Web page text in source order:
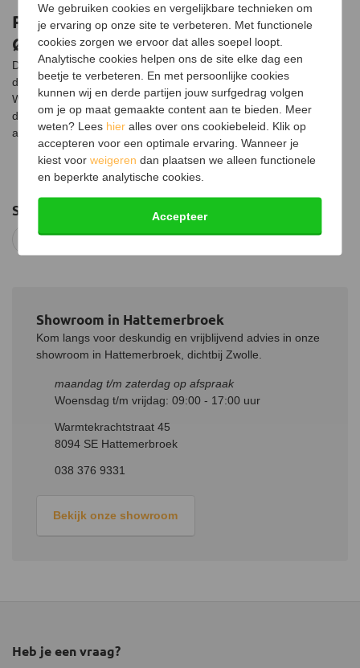
Pelletkachel rozet voor dubbelwandig
Ø80/130mm
Deze rozet is voor een langere levensduur. Geschikt voor een
dubbelwandige pijp met een buitendiameter van 130 mm.
Wanneer de kachelpijp door het plafond gaat is hiervoor een
dubbelwandige pijp nodig. Middels een rozet wordt het gat mooi
afgedicht.
Suggesties
Rookkanalen
Showroom in Hattemerbroek
Kom langs voor deskundig en vrijblijvend advies in onze
showroom in Hattemerbroek, dichtbij Zwolle.
maandag t/m zaterdag op afspraak
Woensdag t/m vrijdag: 09:00 - 17:00 uur
Warmtekrachtstraat 45
8094 SE Hattemerbroek
038 376 9331
Bekijk onze showroom
Heb je een vraag?
We gebruiken cookies en vergelijkbare technieken om
je ervaring op onze site te verbeteren. Met functionele
cookies zorgen we ervoor dat alles soepel loopt.
Analytische cookies helpen ons de site elke dag een
beetje te verbeteren. En met persoonlijke cookies
kunnen wij en derde partijen jouw surfgedrag volgen
om je op maat gemaakte content aan te bieden. Meer
weten? Lees hier alles over ons cookiebeleid. Klik op
accepteren voor een optimale ervaring. Wanneer je
kiest voorweigeren dan plaatsen we alleen functionele
en beperkte analytische cookies.
Accepteer